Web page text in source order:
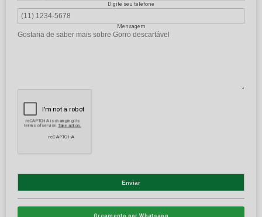
Digite seu telefone
Mensagem
Orçamento por Whatsapp